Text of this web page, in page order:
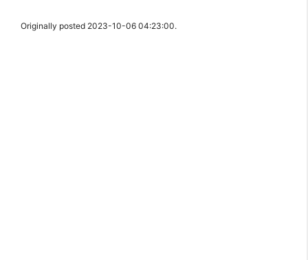
Originally posted 2023-10-06 04:23:00.